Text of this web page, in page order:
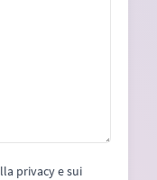
privacy e sui